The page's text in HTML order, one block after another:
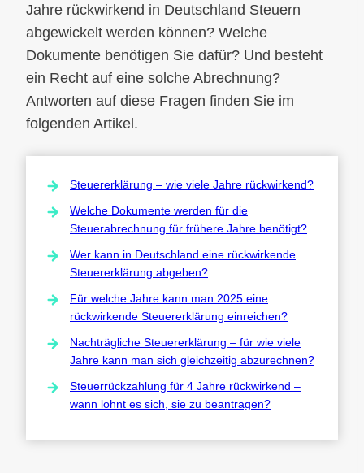
Jahre rückwirkend in Deutschland Steuern
abgewickelt werden können? Welche
Dokumente benötigen Sie dafür? Und besteht
ein Recht auf eine solche Abrechnung?
Antworten auf diese Fragen finden Sie im
folgenden Artikel.
Steuererklärung – wie viele Jahre rückwirkend?
Welche Dokumente werden für die
Steuerabrechnung für frühere Jahre benötigt?
Wer kann in Deutschland eine rückwirkende
Steuererklärung abgeben?
Für welche Jahre kann man 2025 eine
rückwirkende Steuererklärung einreichen?
Nachträgliche Steuererklärung – für wie viele
Jahre kann man sich gleichzeitig abzurechnen?
Steuerrückzahlung für 4 Jahre rückwirkend –
wann lohnt es sich, sie zu beantragen?